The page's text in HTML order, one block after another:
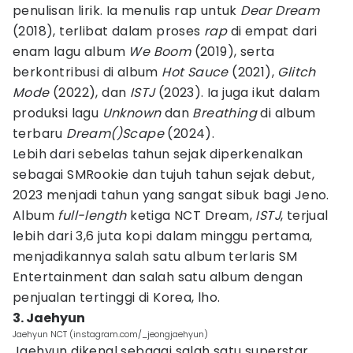
penulisan lirik. Ia menulis rap untuk Dear Dream
(2018), terlibat dalam proses rapdi empat dari
enam lagu album We Boom(2019), serta
berkontribusi di album Hot Sauce(2021), Glitch
Mode(2022), dan ISTJ(2023). Ia juga ikut dalam
produksi lagu Unknowndan Breathingdi album
terbaru Dream()Scape(2024).
Lebih dari sebelas tahun sejak diperkenalkan
sebagai SMRookie dan tujuh tahun sejak debut,
2023 menjadi tahun yang sangat sibuk bagi Jeno.
Album full-length ketiga NCT Dream, ISTJ, terjual
lebih dari 3,6 juta kopi dalam minggu pertama,
menjadikannya salah satu album terlaris SM
Entertainment dan salah satu album dengan
penjualan tertinggi di Korea, lho.
3. Jaehyun
Jaehyun NCT (instagram.com/_jeongjaehyun)